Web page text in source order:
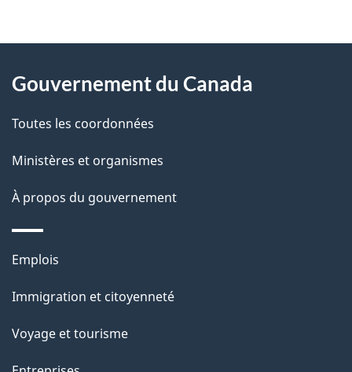
D
t
a
l
s
l
a
a
propos
ce
site
Gouvernement du Canada
Toutes les coordonnées
Ministères et organismes
À propos du gouvernement
Thèmes
sujets
Emplois
Immigration et citoyenneté
Voyage et tourisme